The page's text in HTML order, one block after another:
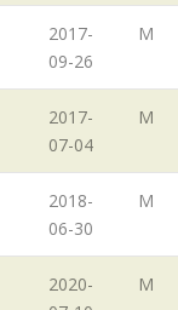
2017-
09-26
M
2017-
07-04
M
2018-
06-30
M
2020-
M